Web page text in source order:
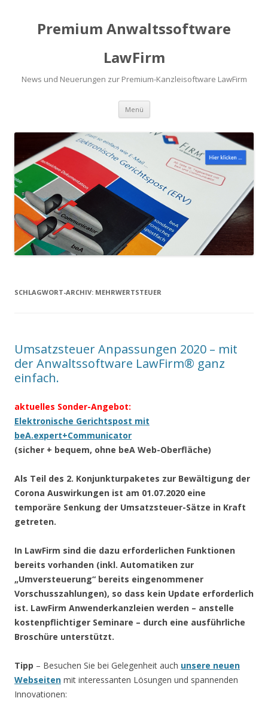
Premium Anwaltssoftware
LawFirm
News und Neuerungen zur Premium-Kanzleisoftware LawFirm
Menü
SCHLAGWORT-ARCHIV: MEHRWERTSTEUER
Umsatzsteuer Anpassungen 2020 – mit
der Anwaltssoftware LawFirm® ganz
einfach.
aktuelles Sonder-Angebot:
Elektronische Gerichtspost mit
beA.expert+Communicator
(sicher + bequem, ohne beA Web-Oberfläche)
Als Teil des 2. Konjunkturpaketes zur Bewältigung der
Corona Auswirkungen ist am 01.07.2020 eine
temporäre Senkung der Umsatzsteuer-Sätze in Kraft
getreten.
In LawFirm sind die dazu erforderlichen Funktionen
bereits vorhanden (inkl. Automatiken zur
„Umversteuerung“ bereits eingenommener
Vorschusszahlungen), so dass kein Update erforderlich
ist. LawFirm Anwenderkanzleien werden – anstelle
kostenpflichtiger Seminare – durch eine ausführliche
Broschüre unterstützt.
Tipp – Besuchen Sie bei Gelegenheit auch unsere neuen
Webseiten mit interessanten Lösungen und spannenden
Innovationen: